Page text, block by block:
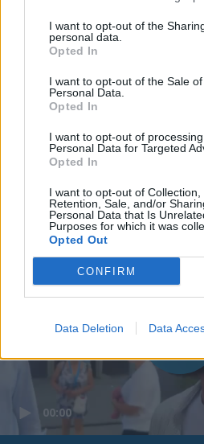
I want to opt-out of the
personal data.
Opted In
I want to opt-out of the Sale
Personal Data.
Opted In
I want to opt-out of
Personal Data for Targeted
Opted In
I want to opt-out of Collection,
Retention, Sale, and/or
Personal Data that Is
Purposes for which it was
Opted Out
CONFIRM
Data Deletion Data
00:00